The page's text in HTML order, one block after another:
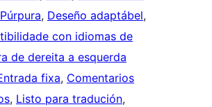
Púrpura, Deseño adaptábel
con idiomas de
de dereita a esquerda
fixa, Comentarios
, Listo para tradución